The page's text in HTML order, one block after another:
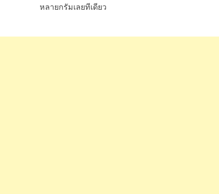
หลายกรัมเลยทีเดียว